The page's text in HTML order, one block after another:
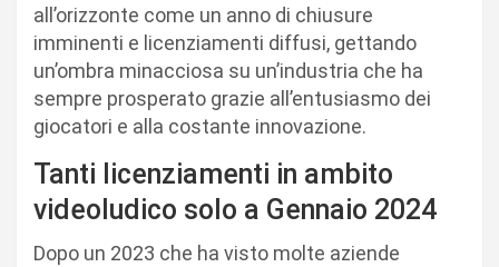
all’orizzonte come un anno di chiusure
imminenti e licenziamenti diffusi, gettando
un’ombra minacciosa su un’industria che ha
sempre prosperato grazie all’entusiasmo dei
giocatori e alla costante innovazione.
Tanti licenziamenti in ambito
videoludico solo a Gennaio 2024
Dopo un 2023 che ha visto molte aziende